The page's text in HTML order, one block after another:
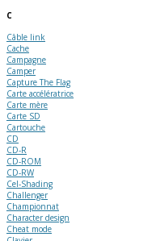
C
Câble link
Cache
Campagne
Camper
Capture The Flag
Carte accélératrice
Carte mère
Carte SD
Cartouche
CD
CD-R
CD-ROM
CD-RW
Cel-Shading
Challenger
Championnat
Character design
Cheat mode